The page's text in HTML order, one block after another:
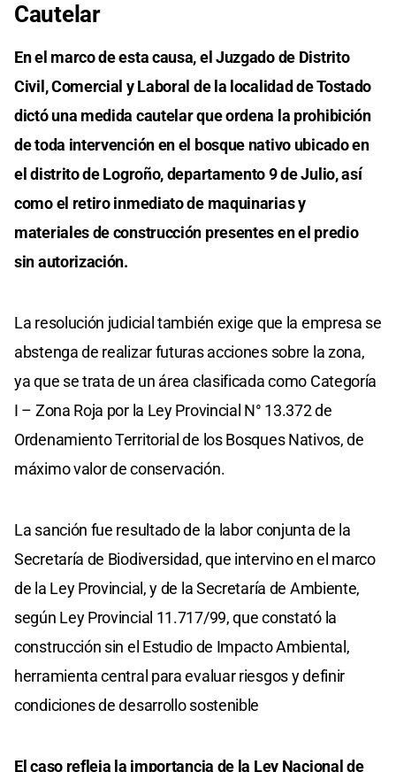
Cautelar
En el marco de esta causa, el Juzgado de Distrito
Civil, Comercial y Laboral de la localidad de Tostado
dictó una medida cautelar que ordena la prohibición
de toda intervención en el bosque nativo ubicado en
el distrito de Logroño, departamento 9 de Julio, así
como el retiro inmediato de maquinarias y
materiales de construcción presentes en el predio
sin autorización.
La resolución judicial también exige que la empresa se
abstenga de realizar futuras acciones sobre la zona,
ya que se trata de un área clasificada como Categoría
I – Zona Roja por la Ley Provincial N° 13.372 de
Ordenamiento Territorial de los Bosques Nativos, de
máximo valor de conservación.
La sanción fue resultado de la labor conjunta de la
Secretaría de Biodiversidad, que intervino en el marco
de la Ley Provincial, y de la Secretaría de Ambiente,
según Ley Provincial 11.717/99, que constató la
construcción sin el Estudio de Impacto Ambiental,
herramienta central para evaluar riesgos y definir
condiciones de desarrollo sostenible
El caso refleja la importancia de la Ley Nacional de